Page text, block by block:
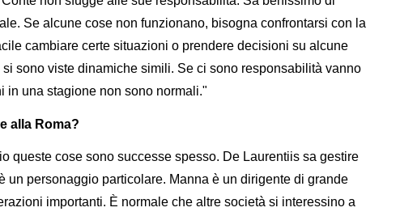
Se alcune cose non funzionano, bisogna confrontarsi con la
cambiare certe situazioni o prendere decisioni su alcune
sono viste dinamiche simili. Se ci sono responsabilità vanno
in una stagione non sono normali."
alla Roma?
queste cose sono successe spesso. De Laurentiis sa gestire
un personaggio particolare. Manna è un dirigente di grande
importanti. È normale che altre società si interessino a